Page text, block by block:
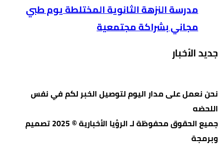
مدرسة النزهة الثانوية المختلطة يوم طبي
مجاني بشراكة مجتمعية
جديد الأخبار
نحن نعمل على مدار اليوم لتوصيل الخبر لكم في نفس
اللحضه
جميع الحقوق محفوظة لـ الرؤيا الأخبارية © 2025 تصميم
وبرمجة